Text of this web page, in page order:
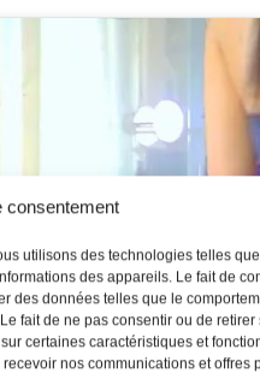
consentement
utilisons des technologies telles
des appareils. Le fait de
des données telles que le
fait de ne pas consentir ou de retirer
certaines caractéristiques et
nos communications et offres
accepter les
et activer ce